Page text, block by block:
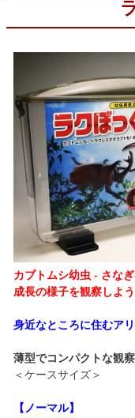
カブトムシ幼虫 - さな
成長の様子を観察しよう
身近なところに住むア
薄型でコンパクトな観
＜ケースサイズ＞
【ノーマル】